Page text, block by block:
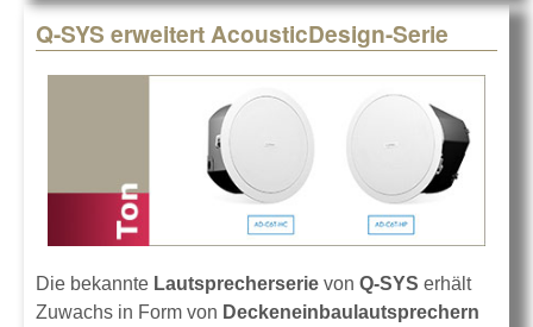
Q-SYS erweitert AcousticDesign-Serie
Die bekannte Lautsprecherserie von Q-SYS erhält
Zuwachs in Form von Deckeneinbaulautsprechern